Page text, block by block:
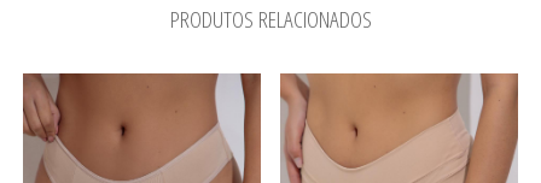
PRODUTOS RELACIONADOS